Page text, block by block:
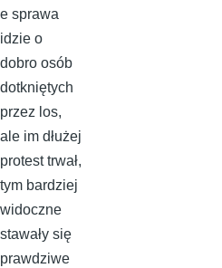
e sprawa
idzie o
dobro osób
dotkniętych
przez los,
ale im dłużej
protest trwał,
tym bardziej
widoczne
stawały się
prawdziwe